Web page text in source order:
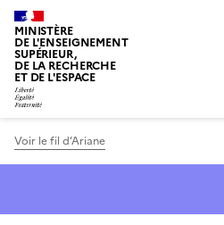
MINISTÈRE
DE L'ENSEIGNEMENT
SUPÉRIEUR,
DE LA RECHERCHE
ET DE L'ESPACE
Voir le fil d’Ariane
Panneau de gestion des cookies